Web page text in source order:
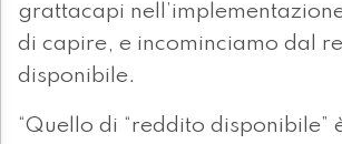
grattacapi
di capire, e incominciamo dal
disponibile.
“Quello di “reddito disponibile”